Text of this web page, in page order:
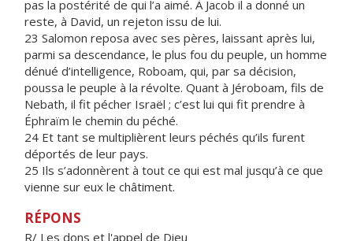
pas la postérité de qui l’a aimé. À Jacob il a donné un
reste, à David, un rejeton issu de lui.
23 Salomon reposa avec ses pères, laissant après lui,
parmi sa descendance, le plus fou du peuple, un homme
dénué d’intelligence, Roboam, qui, par sa décision,
poussa le peuple à la révolte. Quant à Jéroboam, fils de
Nebath, il fit pécher Israël ; c’est lui qui fit prendre à
Éphraïm le chemin du péché.
24 Et tant se multiplièrent leurs péchés qu’ils furent
déportés de leur pays.
25 Ils s’adonnèrent à tout ce qui est mal jusqu’à ce que
vienne sur eux le châtiment.
RÉPONS
R/ Les dons et l'appel de Dieu